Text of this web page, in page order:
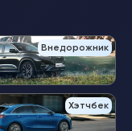
Внедорожник
Хэтчбек